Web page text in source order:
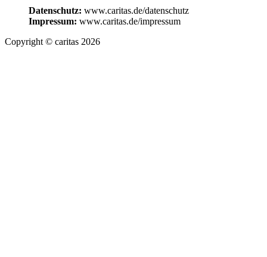
Datenschutz: www.caritas.de/datenschutz
Impressum: www.caritas.de/impressum
Copyright © caritas 2026